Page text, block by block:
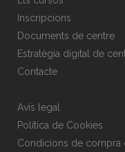
Inscripcions
Documents de centre
Estratègia digital de
Contacte
Avís legal
Política de Cookies
Condicions de compra